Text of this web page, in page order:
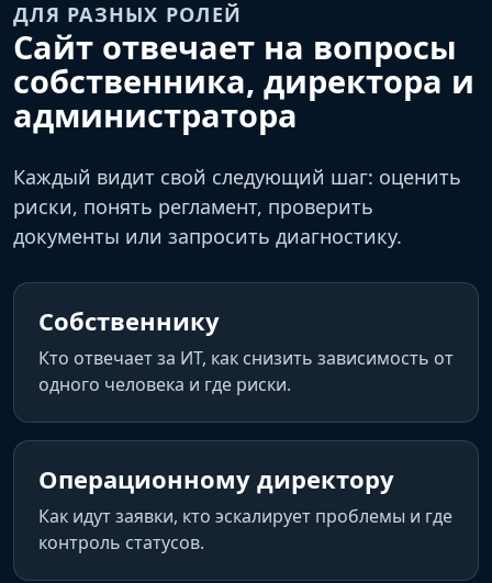
ДЛЯ РАЗНЫХ РОЛЕЙ
Сайт отвечает на вопросы
собственника, директора и
администратора
Каждый видит свой следующий шаг: оценить
риски, понять регламент, проверить
документы или запросить диагностику.
Собственнику
Кто отвечает за ИТ, как снизить зависимость от
одного человека и где риски.
Операционному директору
Как идут заявки, кто эскалирует проблемы и где
контроль статусов.